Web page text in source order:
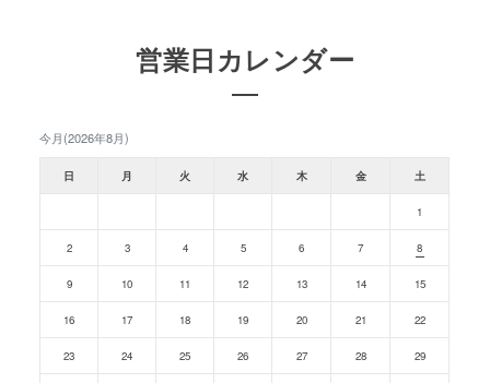
営業日カレンダー
今月(2026年8月)
日 月 火 水 木 金 土
1
2 3 4 5 6 7 8
9 10 11 12 13 14 15
16 17 18 19 20 21 22
23 24 25 26 27 28 29